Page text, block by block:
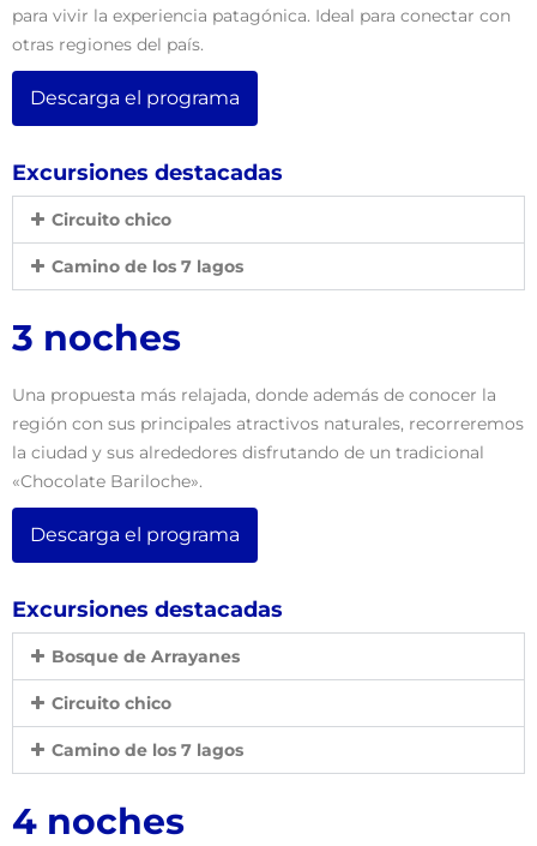
para vivir la experiencia patagónica. Ideal para conectar con
otras regiones del país.
Descarga el programa
Excursiones destacadas
Circuito chico
Camino de los 7 lagos
3 noches
Una propuesta más relajada, donde además de conocer la
región con sus principales atractivos naturales, recorreremos
la ciudad y sus alrededores disfrutando de un tradicional
«Chocolate Bariloche».
Descarga el programa
Excursiones destacadas
Bosque de Arrayanes
Circuito chico
Camino de los 7 lagos
4 noches